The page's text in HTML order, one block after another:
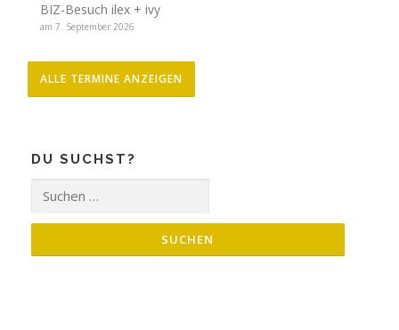
BIZ-Besuch ilex + ivy
am 7. September 2026
ALLE TERMINE ANZEIGEN
DU SUCHST?
nach: